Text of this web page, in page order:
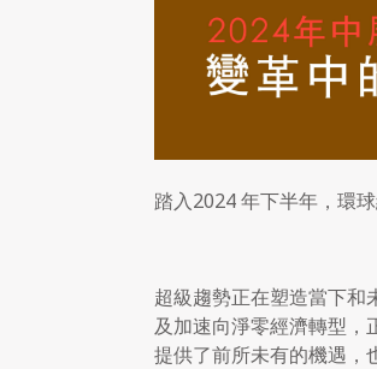
踏入2024年下半年，環
超級趨勢正在塑造當下和
及加速向淨零經濟轉型
提供了前所未有的機遇，